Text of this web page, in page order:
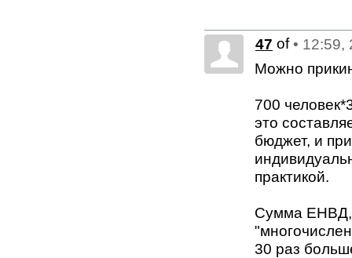
47 of• 12:59,
Можно
700
это
бюджет, и
практикой.
Сумма ЕНВД,
30 раз